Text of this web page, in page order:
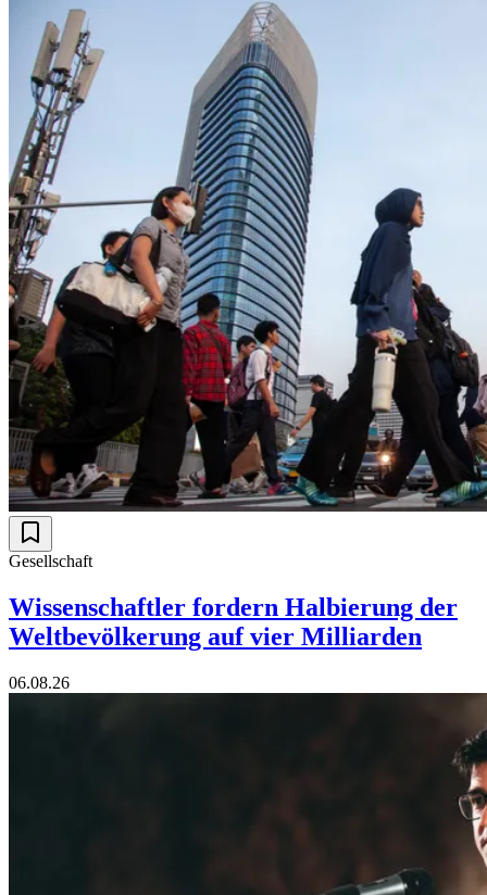
Gesellschaft
Wissenschaftler fordern Halbierung der
Weltbevölkerung auf vier Milliarden
06.08.26